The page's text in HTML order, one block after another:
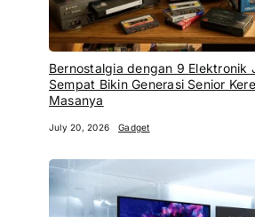
Bernostalgia dengan 9 Elektronik
Sempat Bikin Generasi Senior
Masanya
July 20, 2026 Gadget